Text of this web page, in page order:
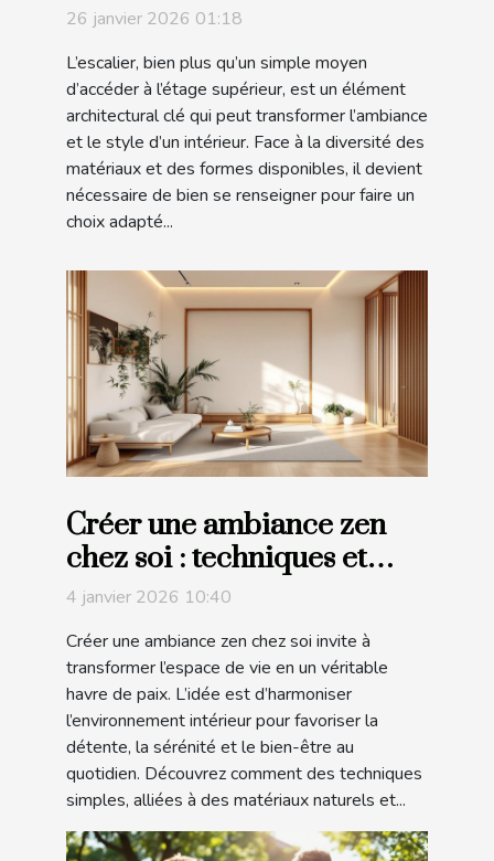
26 janvier 2026 01:18
L’escalier, bien plus qu’un simple moyen
d’accéder à l’étage supérieur, est un élément
architectural clé qui peut transformer l’ambiance
et le style d’un intérieur. Face à la diversité des
matériaux et des formes disponibles, il devient
nécessaire de bien se renseigner pour faire un
choix adapté...
Créer une ambiance zen
chez soi : techniques et
matériaux à privilégier
4 janvier 2026 10:40
Créer une ambiance zen chez soi invite à
transformer l’espace de vie en un véritable
havre de paix. L’idée est d’harmoniser
l’environnement intérieur pour favoriser la
détente, la sérénité et le bien-être au
quotidien. Découvrez comment des techniques
simples, alliées à des matériaux naturels et...